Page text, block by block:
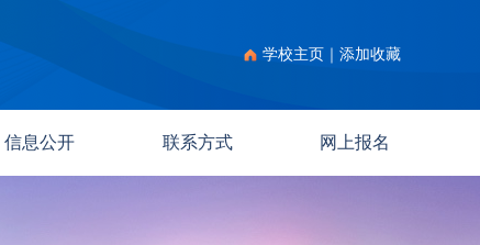
学校主页 添加收藏
信息公开 联系方式 网上报名